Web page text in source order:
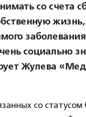
со счета
социально
Жулева
со